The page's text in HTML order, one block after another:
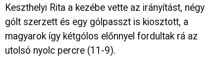
Keszthelyi Rita a kezébe vette az irányítást, négy
gólt szerzett és egy gólpasszt is kiosztott, a
magyarok így kétgólos előnnyel fordultak rá az
utolsó nyolc percre (11-9).